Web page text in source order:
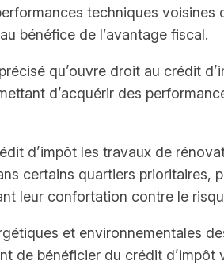
techniques
bénéfice de l’avantage fiscal.
qu’ouvre droit au crédit
d’acquérir des
d’impôt les travaux de
certains quartiers
leur confortation contre le
et environnementales
de bénéficier du crédit d’impôt